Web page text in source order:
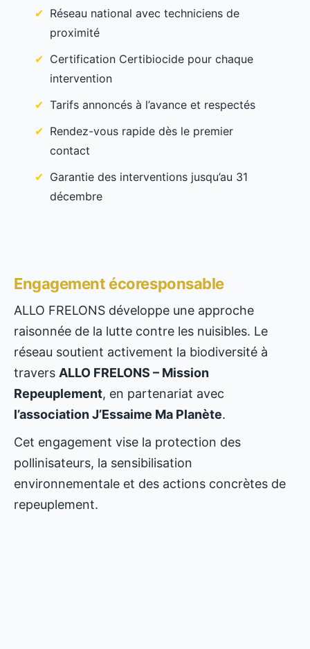
Réseau national avec techniciens de
proximité
Certification Certibiocide pour chaque
intervention
Tarifs annoncés à l’avance et respectés
Rendez-vous rapide dès le premier
contact
Garantie des interventions jusqu’au 31
décembre
Engagement écoresponsable
ALLO FRELONS développe une approche
raisonnée de la lutte contre les nuisibles. Le
réseau soutient activement la biodiversité à
travers ALLO FRELONS – Mission
Repeuplement, en partenariat avec
l’association J’Essaime Ma Planète.
Cet engagement vise la protection des
pollinisateurs, la sensibilisation
environnementale et des actions concrètes de
repeuplement.